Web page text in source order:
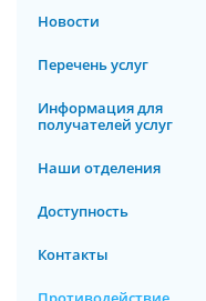
Новости
Перечень услуг
Информация для
получателей услуг
Наши отделения
Доступность
Контакты